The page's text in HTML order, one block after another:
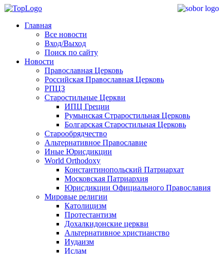
Главная
Все новости
Вход/Выход
Поиск по сайту
Новости
Православная Церковь
Российская Православная Церковь
РПЦЗ
Старостильные Церкви
ИПЦ Греции
Румынская Страростильная Церковь
Болгарская Старостильная Церковь
Старообрядчество
Альтернативное Православие
Иные Юрисдикции
World Orthodoxy
Константинопольский Патриархат
Московская Патриархия
Юрисдикции Официального Православия
Мировые религии
Католицизм
Протестантизм
Дохалкидонские церкви
Альтернативное христианство
Иудаизм
Ислам